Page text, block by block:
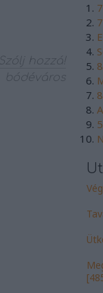
Szólj hozzá!
bódéváros